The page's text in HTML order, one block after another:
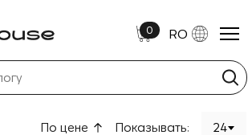
0 RO
reductoare
По цене Показывать: 24